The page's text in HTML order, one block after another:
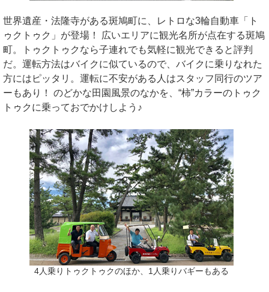
世界遺産・法隆寺がある斑鳩町に、レトロな3輪自動車「ト
ゥクトゥク」が登場！ 広いエリアに観光名所が点在する斑鳩
町。トゥクトゥクなら子連れでも気軽に観光できると評判
だ。運転方法はバイクに似ているので、バイクに乗りなれた
方にはピッタリ。運転に不安がある人はスタッフ同行のツア
ーもあり！ のどかな田園風景のなかを、“柿”カラーのトゥク
トゥクに乗っておでかけしよう♪
4人乗りトゥクトゥクのほか、1人乗りバギーもある